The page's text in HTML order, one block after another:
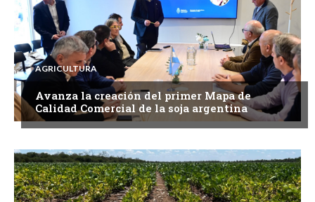
AGRICULTURA
Avanza la creación del primer Mapa de
Calidad Comercial de la soja argentina